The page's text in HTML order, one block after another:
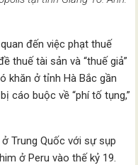
đến việc phạt thuế
thuế tài sản và “thuế giả”
khăn ở tỉnh Hà Bắc gần
cáo buộc về “phí tố tụng,”
Trung Quốc với sự sụp
ở Peru vào thế kỷ 19.